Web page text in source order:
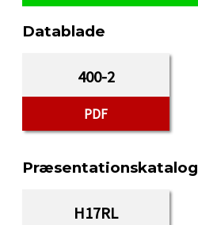
Datablade
400-2
PDF
Præsentationskatalog
H17RL